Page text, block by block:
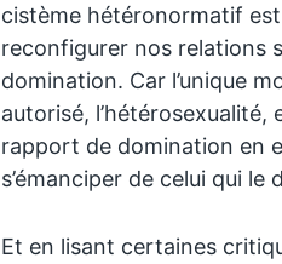
cistème hétéronormatif
reconfigurer nos relations
domination. Car l’unique
autorisé,
rapport de domination en
s’émanciper de celui qui le
Et en lisant certaines